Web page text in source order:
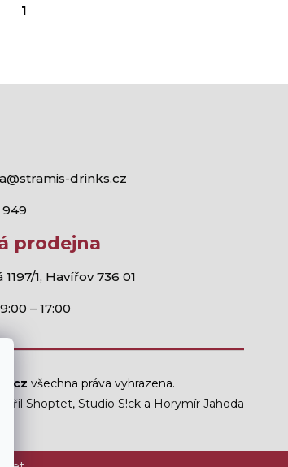
1
drinks.cz
949
prodejna
1, Havířov 736 01
– 17:00
všechna práva vyhrazena.
Shoptet,Studio S!ck a Horymír Jahoda